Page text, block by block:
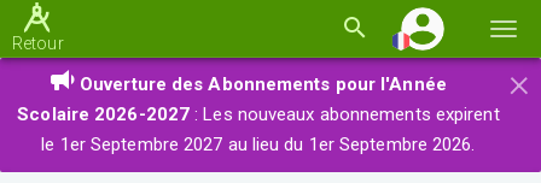
la
Retour
×
Ouverture des Abonnements pour l'Année
Scolaire 2026-2027 : Les nouveaux abonnements expirent
le 1er Septembre 2027 au lieu du 1er Septembre 2026.